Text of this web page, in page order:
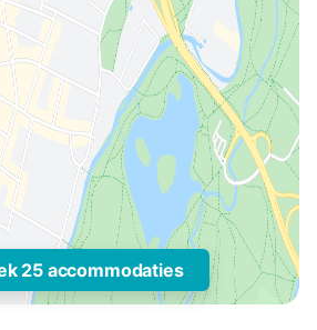
25 accommodaties